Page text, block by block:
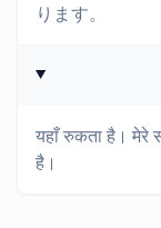
ります。
यहाँ रुकता है। मेरे
है।